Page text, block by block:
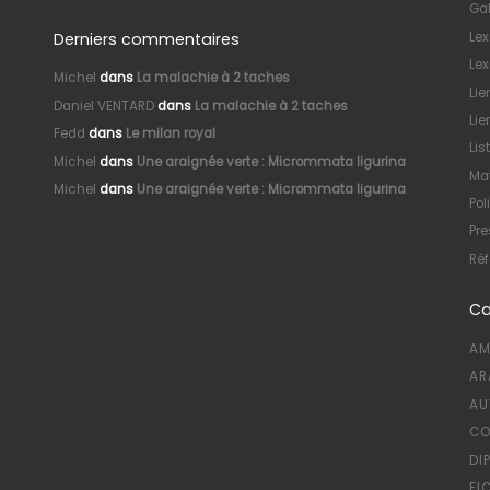
Derniers commentaires
Michel dans La malachie à 2 taches
Daniel VENTARD dans La malachie à 2 taches
Fedd dans Le milan royal
Michel dans Une araignée verte : Micrommata ligurina
Michel dans Une araignée verte : Micrommata ligurina